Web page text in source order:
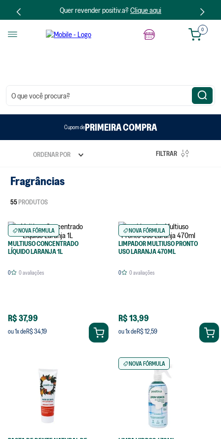
Quer revender positiv.a? Clique aqui
0
O que você procura?
Cupom dePRIMEIRA COMPRA
R$20 OFF
acima de R$150 GANHEI20
R$50 OFF
acima de R$300 GANHEI50
ORDENAR POR FILTRAR
Fragrâncias
55PRODUTOS
NOVA FÓRMULA
MULTIUSO CONCENTRADO
LÍQUIDO LARANJA 1L
0 0avaliações
R$ 37,99
ou1x deR$ 34,19
NOVA FÓRMULA
LIMPADOR MULTIUSO PRONTO
USO LARANJA 470ML
0 0avaliações
R$ 13,99
ou1x deR$ 12,59
NOVA FÓRMULA